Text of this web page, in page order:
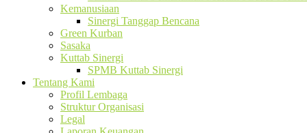
Kemanusiaan
Sinergi Tanggap Bencana
Green Kurban
Sasaka
Kuttab Sinergi
SPMB Kuttab Sinergi
Tentang Kami
Profil Lembaga
Struktur Organisasi
Legal